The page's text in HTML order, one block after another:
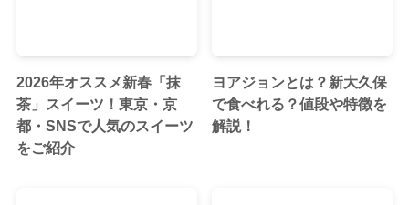
2026年オススメ新春「抹
茶」スイーツ！東京・京
都・SNSで人気のスイーツ
をご紹介
ヨアジョンとは？新大久保
で食べれる？値段や特徴を
解説！